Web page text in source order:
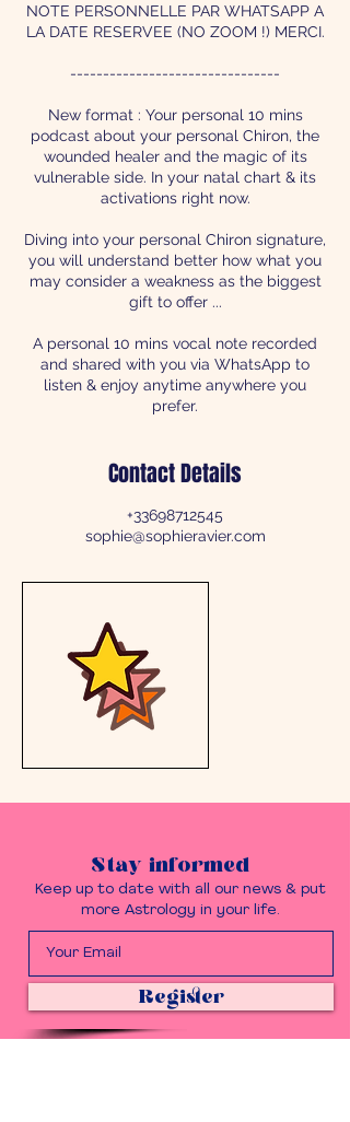
NOTE PERSONNELLE PAR WHATSAPP A
LA DATE RESERVEE (NO ZOOM !) MERCI.
--------------------------------
New format : Your personal 10 mins
podcast about your personal Chiron, the
wounded healer and the magic of its
vulnerable side. In your natal chart & its
activations right now.
Diving into your personal Chiron signature,
you will understand better how what you
may consider a weakness as the biggest
gift to offer ...
A personal 10 mins vocal note recorded
and shared with you via WhatsApp to
listen & enjoy anytime anywhere you
Contact Details
+33698712545
sophie@sophieravier.com
Stay informed
Keep up to date with all our news & put
more Astrology in your life.
Register